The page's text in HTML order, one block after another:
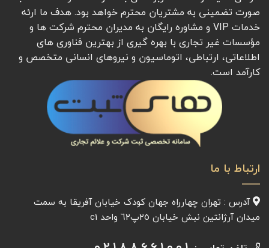
صورت تضمینی به مشتریان محترم خواهد بود. هدف ما ارئه
خدمات VIP و مشاوره رایگان به مدیران محترم شرکت ها و
مؤسسات غیر تجاری با بهره گیری از بهترین فناوری های
اطلاعاتی، ارتباطی، اتوماسیون و نیروهای انسانی متخصص و
کارآمد است.
ارتباط با ما
آدرس : تهران چهارراه جهان کودک خیابان آفريقا به سمت
میدان آرژانتين نبش خیابان ٢٥پ٦٢ واحد c1